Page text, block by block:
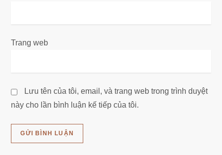
Trang web
Lưu tên của tôi, email, và trang web trong trình duyệt
này cho lần bình luận kế tiếp của tôi.